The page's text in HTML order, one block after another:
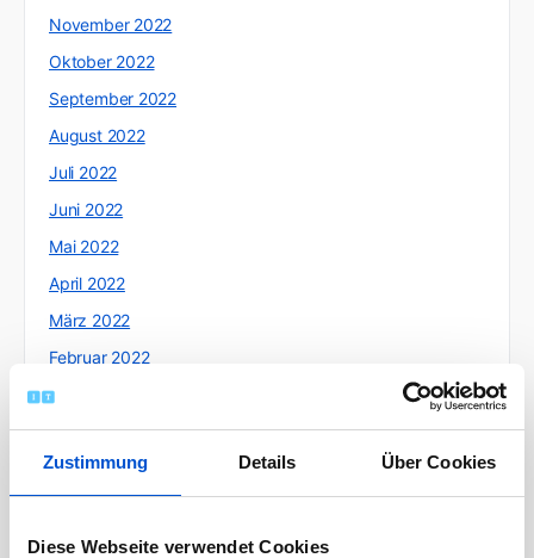
Zustimmung Details Über Cookies
Diese Webseite verwendet Cookies
November 2022
Oktober 2022
September 2022
August 2022
Juli 2022
Juni 2022
Mai 2022
April 2022
März 2022
Februar 2022
Januar 2022
Dezember 2021
November 2021
September 2021